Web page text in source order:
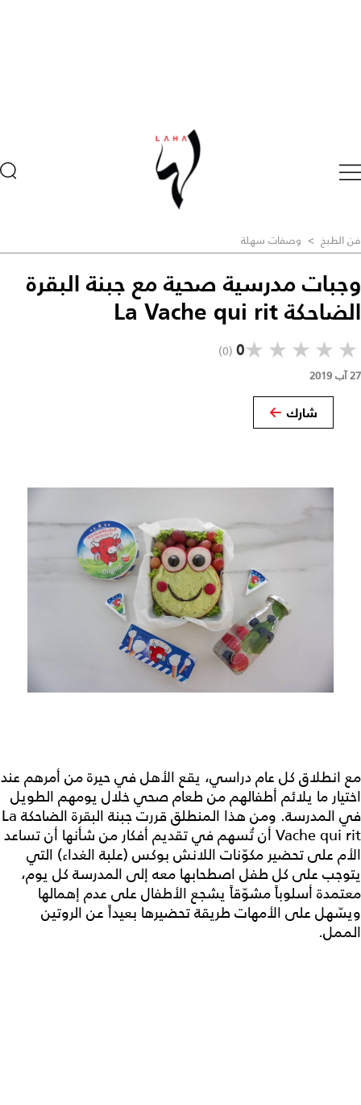
فن الطبخ > وصفات سهلة
وجبات مدرسية صحية مع جبنة البقرة
الضاحكة La Vache qui rit
★
★
★
★
★
0
(0)
27 آب 2019
شارك
مع انطلاق كل عام دراسي، يقع الأهل في حيرة من أمرهم عند
اختيار ما يلائم أطفالهم من طعام صحي خلال يومهم الطويل
في المدرسة. ومن هذا المنطلق قررت جبنة البقرة الضاحكة La
Vache qui rit أن تُسهم في تقديم أفكار من شأنها أن تساعد
الأم على تحضير مكوّنات اللانش بوكس (علبة الغداء) التي
يتوجب على كل طفل اصطحابها معه إلى المدرسة كل يوم،
معتمدة أسلوباً مشوّقاً يشجع الأطفال على عدم إهمالها
ويسّهل على الأمهات طريقة تحضيرها بعيداً عن الروتين
الممل.